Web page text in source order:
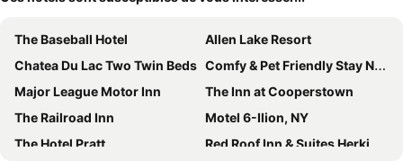
The Baseball Hotel
Allen Lake Resort
Chatea Du Lac Two Twin Beds Comfy & Pet Friendly Stay Near Cooperstown
Major League Motor Inn
The Inn at Cooperstown
The Railroad Inn
Motel 6-Ilion, NY
The Hotel Pratt
Red Roof Inn & Suites Herkimer